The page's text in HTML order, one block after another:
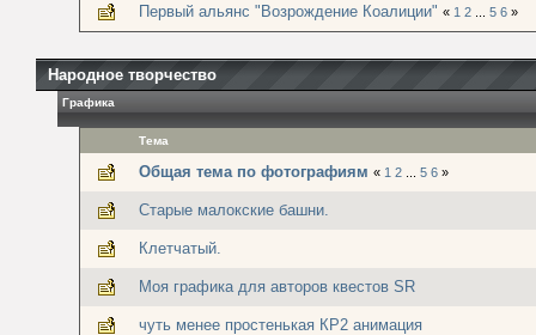
Первый альянс "Возрождение Коалиции" « 1 2 5 6 »
Народное творчество
Графика
Тема
Общая тема по фотографиям « 1 2 5 6 »
Старые малокские башни.
Клетчатый.
Моя графика для авторов квестов SR
чуть менее простенькая КР2 анимация